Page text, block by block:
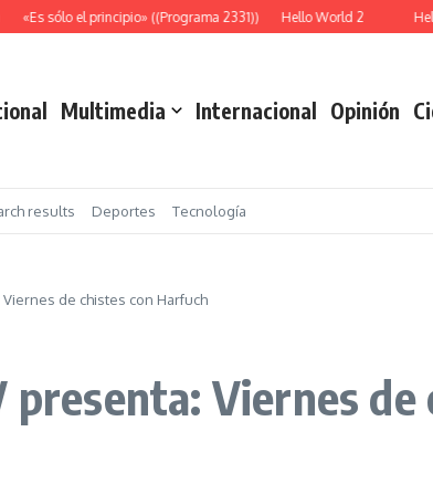
«Es sólo el principio» ((Programa 2331)) Hello World 2
Multimedia Internacional Opinión
results Deportes Tecnología
de chistes con Harfuch
Viernes